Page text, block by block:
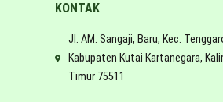
KONTAK
Jl. AM. Sangaji, Baru, Kec.
Kabupaten Kutai Kartanegara,
Timur 75511